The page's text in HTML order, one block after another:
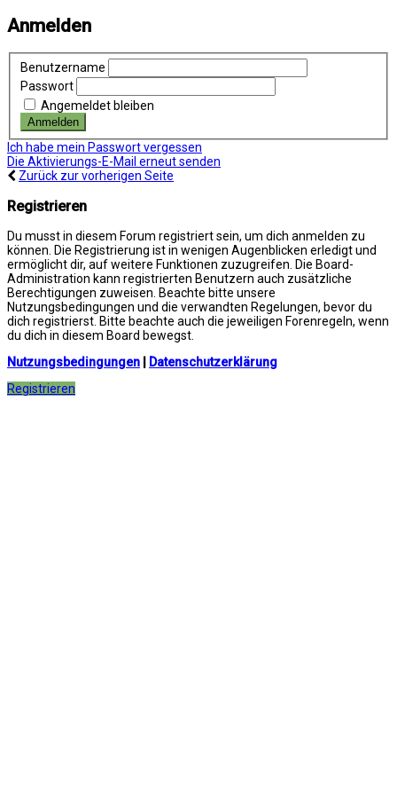
Anmelden
Benutzername
Passwort
Angemeldet bleiben
Ich habe mein Passwort vergessen
Die Aktivierungs-E-Mail erneut senden
Zurück zur vorherigen Seite
Registrieren
Du musst in diesem Forum registriert sein, um dich anmelden zu
können. Die Registrierung ist in wenigen Augenblicken erledigt und
ermöglicht dir, auf weitere Funktionen zuzugreifen. Die Board-
Administration kann registrierten Benutzern auch zusätzliche
Berechtigungen zuweisen. Beachte bitte unsere
Nutzungsbedingungen und die verwandten Regelungen, bevor du
dich registrierst. Bitte beachte auch die jeweiligen Forenregeln, wenn
du dich in diesem Board bewegst.
Nutzungsbedingungen
Datenschutzerklärung
Registrieren